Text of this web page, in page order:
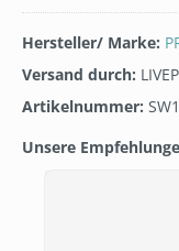
Hersteller/ Marke:
Versand durch:
Artikelnummer:
Unsere
Produktgalerie